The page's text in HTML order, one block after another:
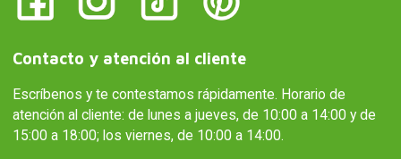
Contacto y atención al cliente
Escríbenos y te contestamos rápidamente. Horario de
atención al cliente: de lunes a jueves, de 10:00 a 14:00 y de
15:00 a 18:00; los viernes, de 10:00 a 14:00.